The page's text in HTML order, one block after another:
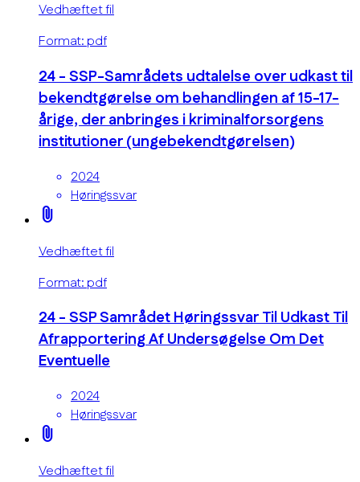
Vedhæftet fil
Format: pdf
24 - SSP-Samrådets udtalelse over udkast til
bekendtgørelse om behandlingen af 15-17-
årige, der anbringes i kriminalforsorgens
institutioner (ungebekendtgørelsen)
2024
Høringssvar
attach_file
Vedhæftet fil
Format: pdf
24 - SSP Samrådet Høringssvar Til Udkast Til
Afrapportering Af Undersøgelse Om Det
Eventuelle
2024
Høringssvar
attach_file
Vedhæftet fil